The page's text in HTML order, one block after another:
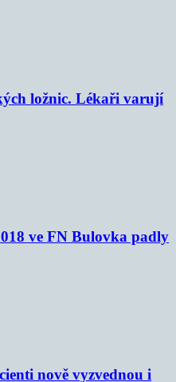
ložnic. Lékaři varují
ve FN Bulovka padly
nově vyzvednou i